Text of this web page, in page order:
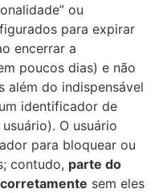
ou
para expirar
encerrar a
poucos dias) e não
além do indispensável
identificador de
O usuário
para bloquear ou
contudo, parte do
sem eles